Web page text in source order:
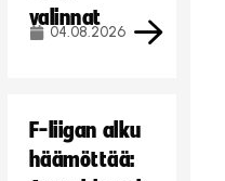
valinnat
04.08.2026
F-liigan alku
häämöttää: